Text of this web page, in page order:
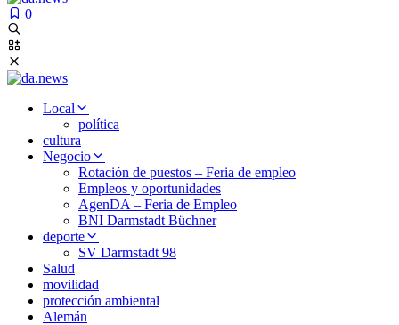
0
Local
política
cultura
Negocio
Rotación de puestos – Feria de empleo
Empleos y oportunidades
AgenDA – Feria de Empleo
BNI Darmstadt Büchner
deporte
SV Darmstadt 98
Salud
movilidad
protección ambiental
Alemán